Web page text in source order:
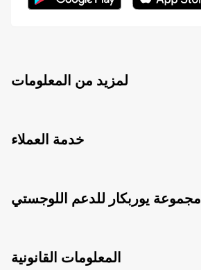
لمزيد من المعلومات
خدمة العملاء
مجموعة يوربكار للدعم اللوجستي
المعلومات القانونية